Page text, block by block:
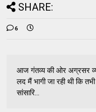
SHARE:
6
आज गंतव्य की ओर अग्रसर
लद मैं भागी जा रही थी कि
सांसारि...